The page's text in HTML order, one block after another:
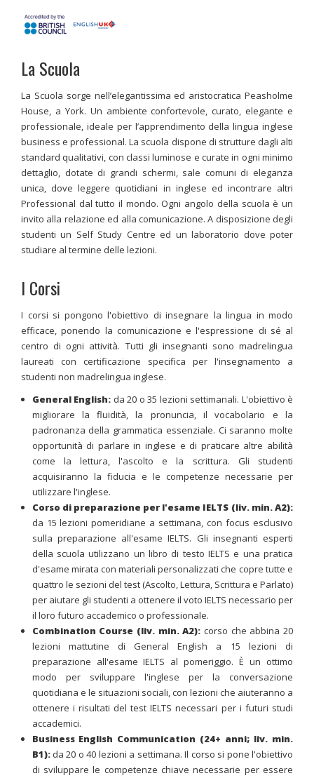
La Scuola
La Scuola sorge nell’elegantissima ed aristocratica Peasholme
House, a York. Un ambiente confortevole, curato, elegante e
professionale, ideale per l’apprendimento della lingua inglese
business e professional. La scuola dispone di strutture dagli alti
standard qualitativi, con classi luminose e curate in ogni minimo
dettaglio, dotate di grandi schermi, sale comuni di eleganza
unica, dove leggere quotidiani in inglese ed incontrare altri
Professional dal tutto il mondo. Ogni angolo della scuola è un
invito alla relazione ed alla comunicazione. A disposizione degli
studenti un Self Study Centre ed un laboratorio dove poter
studiare al termine delle lezioni.
I Corsi
I corsi si pongono l'obiettivo di insegnare la lingua in modo
efficace, ponendo la comunicazione e l'espressione di sé al
centro di ogni attività. Tutti gli insegnanti sono madrelingua
laureati con certificazione specifica per l'insegnamento a
studenti non madrelingua inglese.
General English: da 20 o 35 lezioni settimanali. L'obiettivo è
migliorare la fluidità, la pronuncia, il vocabolario e la
padronanza della grammatica essenziale. Ci saranno molte
opportunità di parlare in inglese e di praticare altre abilità
come la lettura, l'ascolto e la scrittura. Gli studenti
acquisiranno la fiducia e le competenze necessarie per
utilizzare l'inglese.
Corso di preparazione per l'esame IELTS (liv. min. A2):
da 15 lezioni pomeridiane a settimana, con focus esclusivo
sulla preparazione all'esame IELTS. Gli insegnanti esperti
della scuola utilizzano un libro di testo IELTS e una pratica
d'esame mirata con materiali personalizzati che copre tutte e
quattro le sezioni del test (Ascolto, Lettura, Scrittura e Parlato)
per aiutare gli studenti a ottenere il voto IELTS necessario per
il loro futuro accademico o professionale.
Combination Course (liv. min. A2): corso che abbina 20
lezioni mattutine di General English a 15 lezioni di
preparazione all'esame IELTS al pomeriggio. È un ottimo
modo per sviluppare l'inglese per la conversazione
quotidiana e le situazioni sociali, con lezioni che aiuteranno a
ottenere i risultati del test IELTS necessari per i futuri studi
accademici.
Business English Communication (24+ anni; liv. min.
B1):da 20 o 40 lezioni a settimana. Il corso si pone l'obiettivo
di sviluppare le competenze chiave necessarie per essere